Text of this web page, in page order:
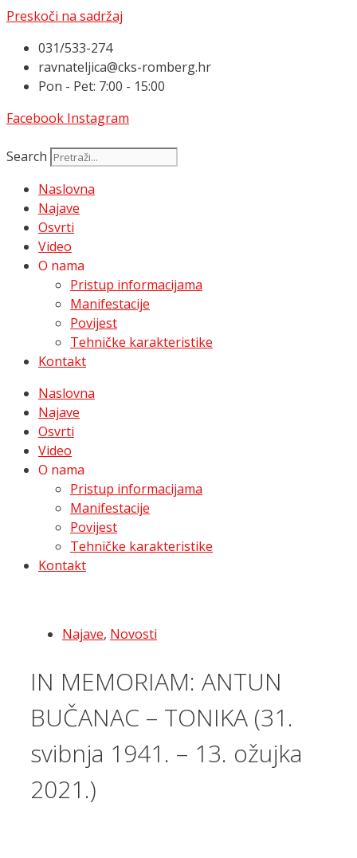
Preskoči na sadržaj
031/533-274
ravnateljica@cks-romberg.hr
Pon - Pet: 7:00 - 15:00
Facebook Instagram
Search
Naslovna
Najave
Osvrti
Video
O nama
Pristup informacijama
Manifestacije
Povijest
Tehničke karakteristike
Kontakt
Naslovna
Najave
Osvrti
Video
O nama
Pristup informacijama
Manifestacije
Povijest
Tehničke karakteristike
Kontakt
Najave, Novosti
IN MEMORIAM: ANTUN
BUČANAC – TONIKA (31.
svibnja 1941. – 13. ožujka
2021.)